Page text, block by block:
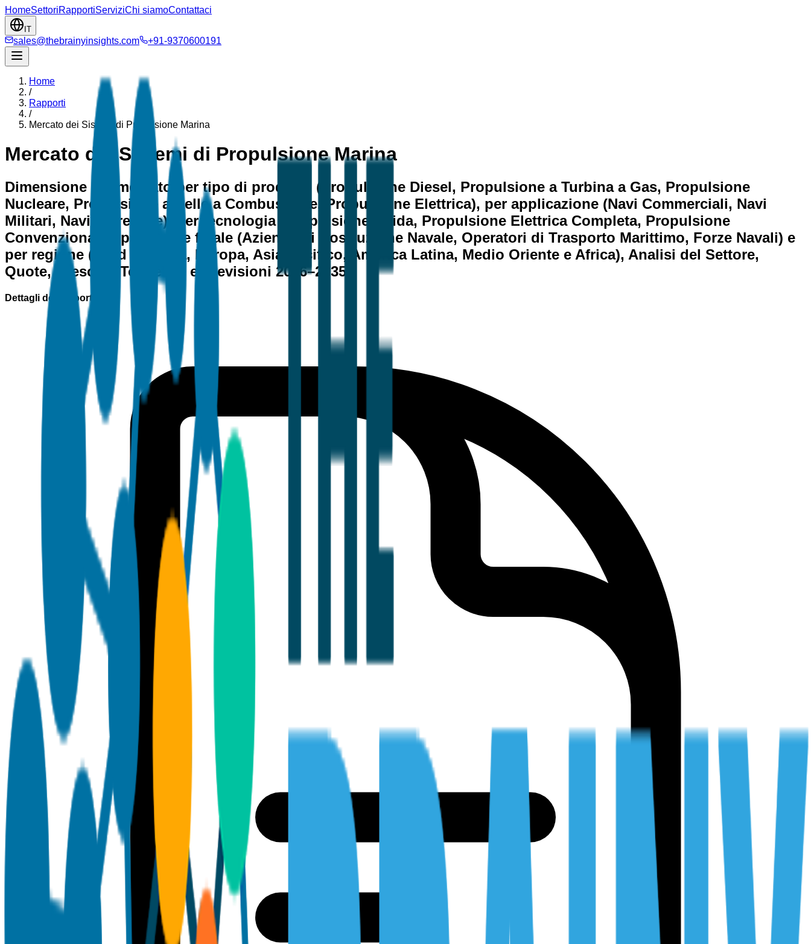
HomeSettoriRapportiServiziChi siamoContattaci
IT
sales@thebrainyinsights.com +91-9370600191
Home
/
Rapporti
/
Mercato dei Sistemi di Propulsione Marina
Mercato dei Sistemi di Propulsione Marina
Dimensione del mercato per tipo di prodotto (Propulsione Diesel, Propulsione a Turbina a Gas, Propulsione
Nucleare, Propulsione a Celle a Combustibile, Propulsione Elettrica), per applicazione (Navi Commerciali, Navi
Militari, Navi Ricreative), per tecnologia (Propulsione Ibrida, Propulsione Elettrica Completa, Propulsione
Convenzionale), per utente finale (Aziende di Costruzione Navale, Operatori di Trasporto Marittimo, Forze Navali) e
per regione (Nord America, Europa, Asia Pacifico, America Latina, Medio Oriente e Africa), Analisi del Settore,
Quote, Crescita, Tendenze e Previsioni 2026–2035
Dettagli del rapporto